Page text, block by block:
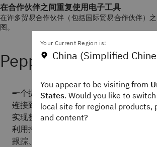
在合作伙伴之间重复使用电子工具
在许多贸易合作伙伴（包括国际贸易合作伙伴）
图。
Peppol 服务的主要
一个提供商，一个网络，即可与所有合
连接到所需的 Peppol 服务
实现整个供应链的无缝连接
利用托管服务改善运营并降低成本
跟踪、追溯和分析
Your Current Region is:
China (Simplified
You appear to be visiting from
States. Would you like to
local site for regional products,
and content?